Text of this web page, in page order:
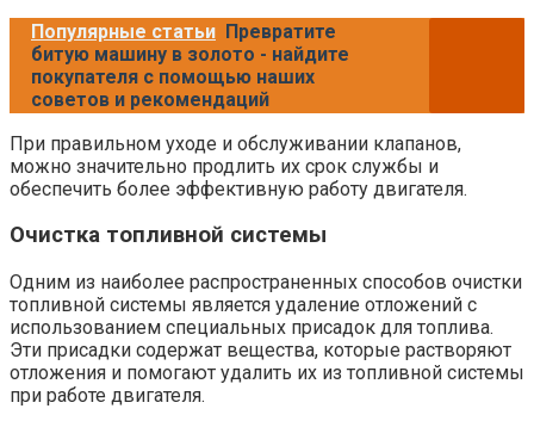
Популярные статьи Превратите
битую машину в золото - найдите
покупателя с помощью наших
советов и рекомендаций
При правильном уходе и обслуживании клапанов,
можно значительно продлить их срок службы и
обеспечить более эффективную работу двигателя.
Очистка топливной системы
Одним из наиболее распространенных способов очистки
топливной системы является удаление отложений с
использованием специальных присадок для топлива.
Эти присадки содержат вещества, которые растворяют
отложения и помогают удалить их из топливной системы
при работе двигателя.